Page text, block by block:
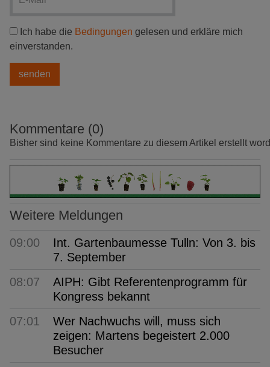
Ich habe die Bedingungen gelesen und erkläre mich
einverstanden.
Kommentare (0)
Bisher sind keine Kommentare zu diesem Artikel erstellt
Weitere Meldungen
09:00
Int. Gartenbaumesse Tulln: Von 3. bis
7. September
08:07
AIPH: Gibt Referentenprogramm für
Kongress bekannt
07:01
Wer Nachwuchs will, muss sich
zeigen: Martens begeistert 2.000
Besucher